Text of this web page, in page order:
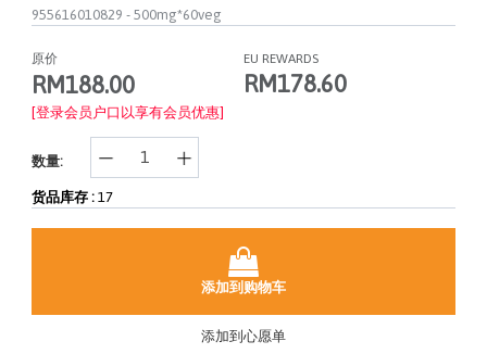
955616010829 - 500mg*60veg
原价
RM188.00
EU REWARDS
RM178.60
[登录会员户口以享有会员优惠]
数量:
货品库存 : 17
添加到购物车
添加到心愿单